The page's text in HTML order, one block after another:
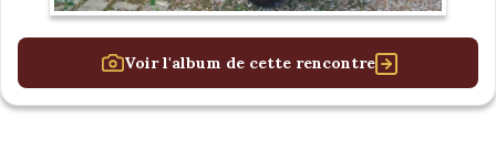
Voir l'album de cette rencontre